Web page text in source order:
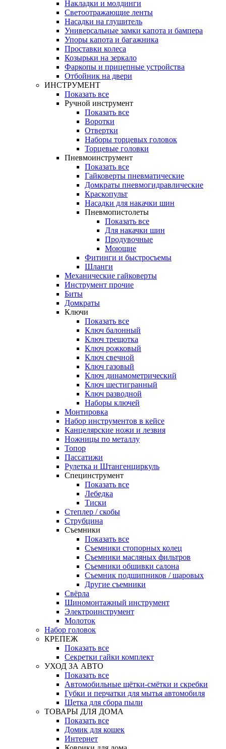
Накладки и молдинги
Светоотражающие ленты
Насадки на глушитель
Универсальные замки капота и бампера
Упоры капота и багажника
Проставки колеса
Козырьки на зеркало
Фаркопы и прицепные устройства
Отбойник на двери
ИНСТРУМЕНТ
Показать все
Ручной инструмент
Показать все
Воротки
Отвертки
Наборы торцевых головок
Торцевые головки
Пневмоинструмент
Показать все
Гайковерты пневматические
Домкраты пневмогидравлические
Краскопульт
Насадки для накачки шин
Пневмопистолеты
Показать все
Для накачки шин
Продувочные
Моющие
Фитинги и быстросъемы
Шланги
Механические гайковерты
Инструмент прочиe
Биты
Домкраты
Ключи
Показать все
Ключ балонный
Ключ трещотка
Ключ рожковый
Ключ свечной
Ключ газовый
Ключ динамометрический
Ключ шестигранный
Ключ разводной
Наборы ключей
Монтировка
Набор инструментов в кейсе
Канцелярские ножи и лезвия
Ножницы по металлу
Топор
Пассатижи
Рулетка и Штангенциркуль
Специнструмент
Показать все
Лебедка
Тиски
Степлер / скобы
Струбцина
Съемники
Показать все
Съемники стопорных колец
Съемники масляных фильтров
Съемники обшивки салона
Съемник подшипников / шаровых
Другие съемники
Свёрла
Шиномонтажный инструмент
Электроинструмент
Молоток
Набор головок
КРЕПЕЖ
Показать все
Секретки гайки комплект
УХОД ЗА АВТО
Показать все
Автомобильные щётки-смётки и скребки
Губки и перчатки для мытья автомобиля
Щетка для сбора пыли
ТОВАРЫ ДЛЯ ДОМА
Показать все
Домик для кошек
Интернет